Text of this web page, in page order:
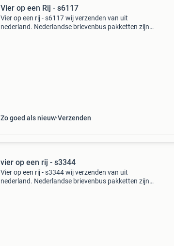
Vier op een Rij - s6117
Vier op een rij - s6117 wij verzenden van uit
nederland. Nederlandse brievenbus pakketten zijn
Zo goed als nieuw Verzenden
vier op een rij - s3344
Vier op een rij - s3344 wij verzenden van uit
nederland. Nederlandse brievenbus pakketten zijn